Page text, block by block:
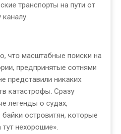
транспорты на пути от
что масштабные поиски на
предпринятые сотнями
представили никаких
катастрофы. Сразу
легенды о судах,
островитян, которые
нехорошие».